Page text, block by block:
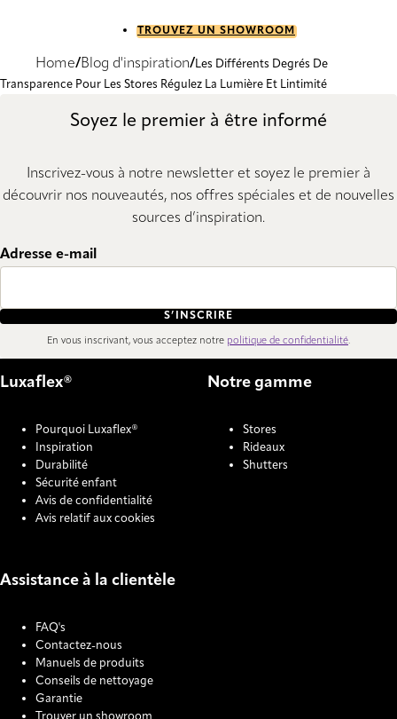
TROUVEZ UN SHOWROOM
Home Blog d'inspiration
Les Différents Degrés De
Transparence Pour Les Stores Régulez La Lumière Et Lintimité
Soyez le premier à être informé
Inscrivez-vous à notre newsletter et soyez le premier à
découvrir nos nouveautés, nos offres spéciales et de nouvelles
sources d’inspiration.
Adresse e-mail
S’INSCRIRE
En vous inscrivant, vous acceptez notre politique de confidentialité.
Luxaflex®
Pourquoi Luxaflex®
Inspiration
Durabilité
Sécurité enfant
Avis de confidentialité
Avis relatif aux cookies
Notre gamme
Stores
Rideaux
Shutters
Assistance à la clientèle
FAQ's
Contactez-nous
Manuels de produits
Conseils de nettoyage
Garantie